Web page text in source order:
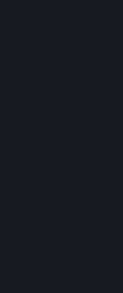
Armazenaremos informações apenas
cumprir as finalidades para as quais as
processadas ou — nos casos em que
período de armazenamento e
por lei. Depois disso, seus Dados
ou anonimizados, como previsto pela
Se você encerrar a sua Conta de
Pessoais serão marcados para
legais ou outros fins legítimos
Em certos casos, os Dados
eliminados, a fim de garantir a
ou do Mercado da Comunidade do
afetam outros dados e pontuações
não serão removidos. Em vez
Observe que a Valve é obrigada a
nos termos da legislação fiscal e
Se você remover sua autorização
Dados Pessoais ou dos Dados
seus Dados Pessoais ou os do
coleta e o processamento sejam
Se você se opuser ao
objeção será analisada e
Pessoais que forem usados para a
menos que haja outra base jurídica
retenção de dados ou se a
A Valve não vende Dados Pessoais.
ou fornecer acesso a cada uma das
coletamos, conforme necessário, para